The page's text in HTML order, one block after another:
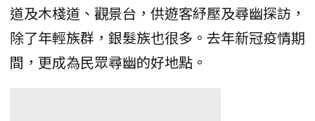
道及木棧道、觀景台，供遊客紓壓及尋幽探訪，
除了年輕族群，銀髮族也很多。去年新冠疫情期
間，更成為民眾尋幽的好地點。